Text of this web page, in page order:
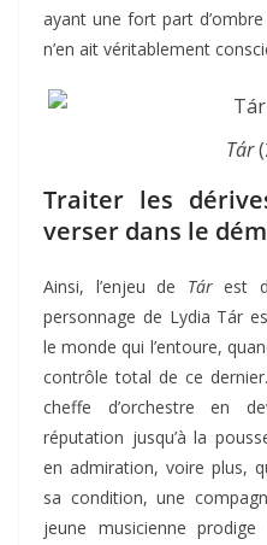
ayant une fort part
n’en ait véritablement
Tár
Traiter les
verser dans le
Ainsi, l’enjeu de Tárest
personnage de Lydia Tár
le monde qui l’entoure,
contrôle total de ce
cheffe d’orchestre en
réputation jusqu’à la
en admiration, voire plus,
sa condition, une
jeune musicienne